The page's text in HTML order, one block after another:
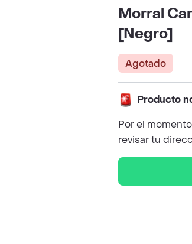
Morral
[Negro]
Agotado
Producto
Por el
revisar tu